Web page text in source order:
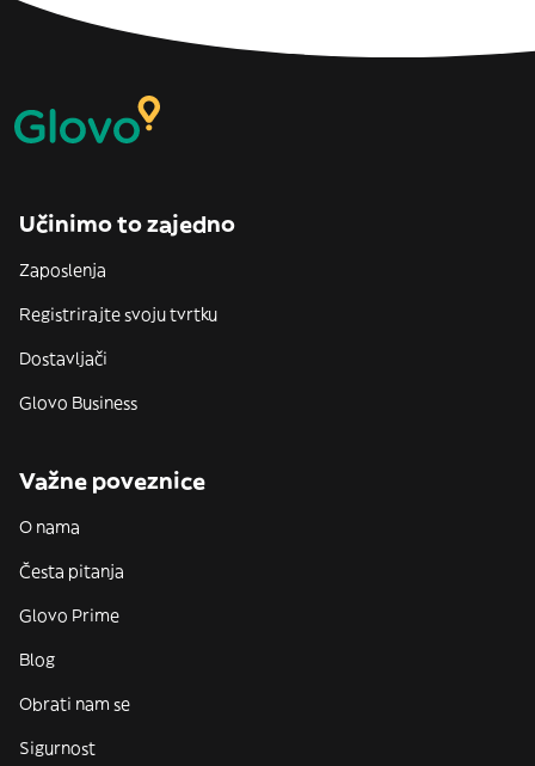
Učinimo to zajedno
Zaposlenja
Registrirajte svoju tvrtku
Dostavljači
Glovo Business
Važne poveznice
O nama
Česta pitanja
Glovo Prime
Blog
Obrati nam se
Sigurnost